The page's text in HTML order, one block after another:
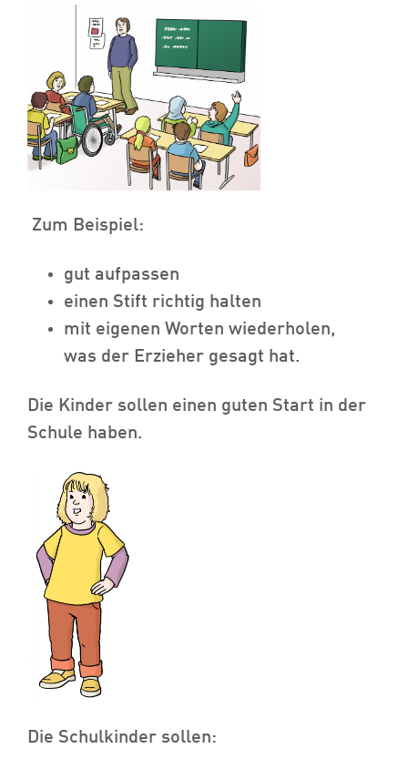
Zum Beispiel:
gut aufpassen
einen Stift richtig halten
mit eigenen Worten wiederholen,
was der Erzieher gesagt hat.
Die Kinder sollen einen guten Start in der
Schule haben.
Die Schulkinder sollen: